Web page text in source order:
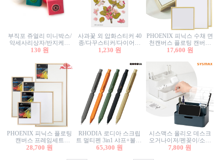
부직포 쥬얼리 미니박스/
악세사리상자/반지케이
스/반지상자/귀걸이상자/
130 원
사과꽃 외 압화스티커 40
종/다꾸스티커/다이어리
꾸미기/꽃스티커/자연물
1,230 원
PHOENIX 피닉스 수채 면
천캔버스 플로팅 캔버스
프레임세트 30x30cm/액자
17,600 원
PHOENIX 피닉스 플로팅
캔버스 프레임세트
50x50cm/액자캔버스/인테
28,700 원
RHODIA 로디아 스크립
트 멀티펜 3in1 샤프+볼펜/
무광택 알루미늄 육각배
65,300 원
시스맥스 올리오 데스크
오거나이저/펜꽂이/소품
꽂이/소품함/정리함/수납
7,800 원